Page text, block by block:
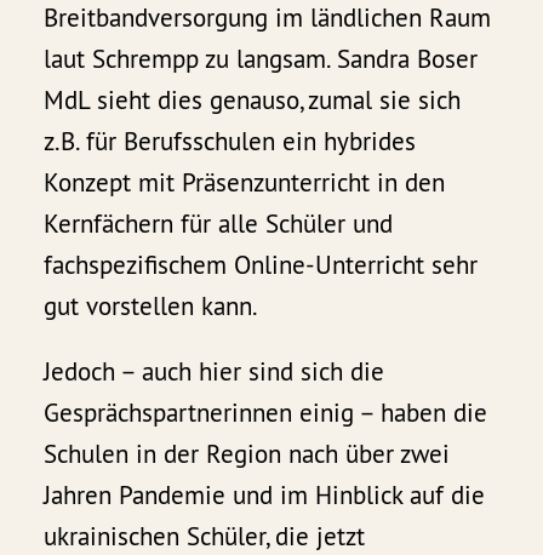
Breitbandversorgung im ländlichen Raum
laut Schrempp zu langsam. Sandra Boser
MdL sieht dies genauso, zumal sie sich
z.B. für Berufsschulen ein hybrides
Konzept mit Präsenzunterricht in den
Kernfächern für alle Schüler und
fachspezifischem Online-Unterricht sehr
gut vorstellen kann.
Jedoch – auch hier sind sich die
Gesprächspartnerinnen einig – haben die
Schulen in der Region nach über zwei
Jahren Pandemie und im Hinblick auf die
ukrainischen Schüler, die jetzt